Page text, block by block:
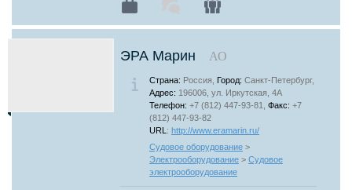
ЭРА Марин АО
Страна: Россия, Город: Санкт-Петербург,
Адрес: 196006, ул. Иркутская, 4А
Телефон: +7 (812) 447-93-81, Факс: +7
(812) 447-93-82
URL : http://www.eramarin.ru/
Судовое оборудование >
Электрооборудование > Судовое
электрооборудование